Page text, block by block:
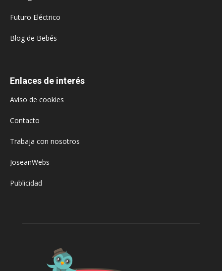
Futuro Eléctrico
Blog de Bebés
Enlaces de interés
Aviso de cookies
Contacto
Trabaja con nosotros
JoseanWebs
Publicidad